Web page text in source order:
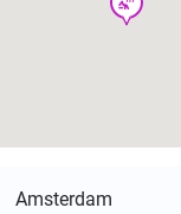
Amsterdam